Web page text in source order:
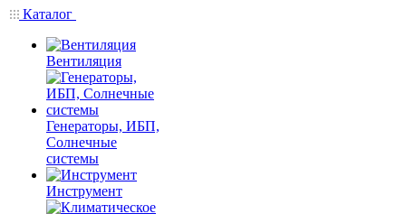
Каталог
Вентиляция
Генераторы, ИБП,
Солнечные
системы
Инструмент